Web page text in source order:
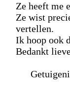
Ze heeft me
Ze wist
vertellen.
Ik hoop ook
Bedankt